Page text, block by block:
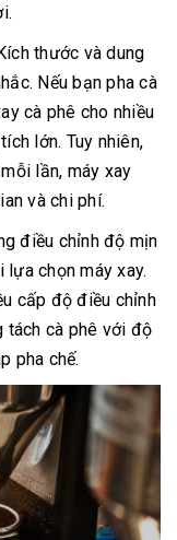
thước và dung
Nếu bạn pha cà
cà phê cho nhiều
lớn. Tuy nhiên,
lần, máy xay
và chi phí.
điều chỉnh độ mịn
chọn máy xay.
cấp độ điều chỉnh
tách cà phê với độ
pha chế.